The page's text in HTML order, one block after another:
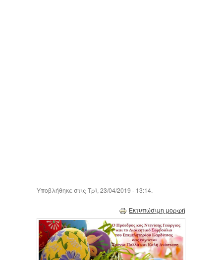
Υποβλήθηκε στις Τρί, 23/04/2019 - 13:14.
Εκτυπώσιμη μορφή